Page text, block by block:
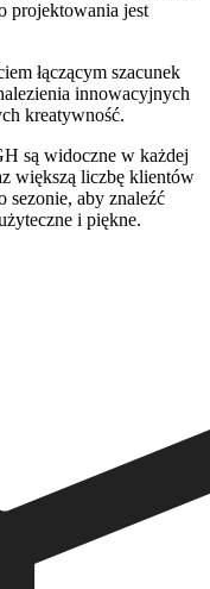
projektowania jest
łączącym szacunek
innowacyjnych
kreatywność.
są widoczne w każdej
większą liczbę klientów
sezonie, aby znaleźć
i piękne.